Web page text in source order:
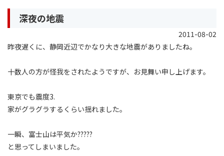
深夜の地震
2011-08-02
昨夜遅くに、静岡近辺でかなり大きな地震がありましたね。
十数人の方が怪我をされたようですが、お見舞い申し上げます。
東京でも震度3.
家がグラグラするくらい揺れました。
一瞬、富士山は平気か?????
と思ってしまいました。